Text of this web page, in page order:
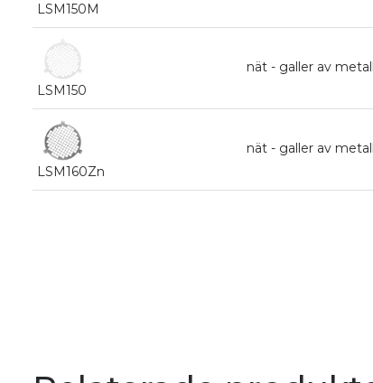
LSM150M
LSM150
nät - galler av
LSM160Zn
nät - galler av